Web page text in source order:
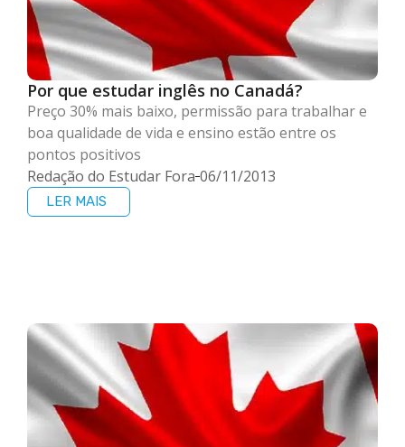
Por que estudar inglês no Canadá?
Preço 30% mais baixo, permissão para trabalhar e
boa qualidade de vida e ensino estão entre os
pontos positivos
Redação do Estudar Fora 06/11/2013
LER MAIS